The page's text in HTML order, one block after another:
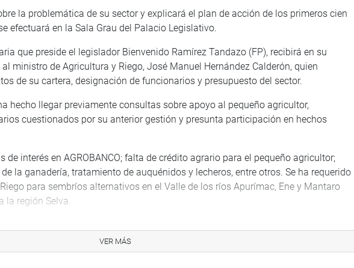
la problemática de su sector y explicará el plan de acción de los primeros cien
efectuará en la Sala Grau del Palacio Legislativo.
que preside el legislador Bienvenido Ramírez Tandazo (FP), recibirá en su
ministro de Agricultura y Riego, José Manuel Hernández Calderón, quien
de su cartera, designación de funcionarios y presupuesto del sector.
hecho llegar previamente consultas sobre apoyo al pequeño agricultor,
cuestionados por su anterior gestión y presunta participación en hechos
de interés en AGROBANCO; falta de crédito agrario para el pequeño agricultor;
la ganadería, tratamiento de auquénidos y lecheros, entre otros. Se ha requerido
para sembríos alternativos en el Valle de los ríos Apurímac, Ene y Mantaro
la región Selva.
‘El Niño’, funcionarios que dirigieron el Programa Subsectorial de
actual.
VER MÁS